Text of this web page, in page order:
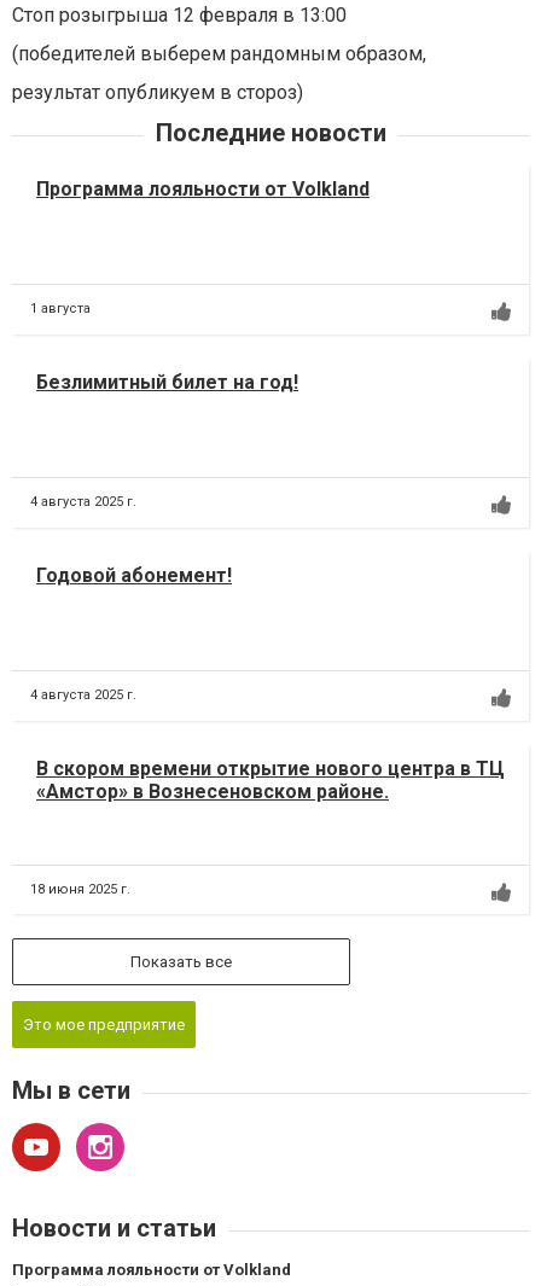
Стоп розыгрыша 12 февраля в 13:00
(победителей выберем рандомным образом,
результат опубликуем в стороз)
Последние новости
Программа лояльности от Volkland
1 августа
Безлимитный билет на год!
4 августа 2025 г.
Годовой абонемент!
4 августа 2025 г.
В скором времени открытие нового центра в ТЦ
«Амстор» в Вознесеновском районе.
18 июня 2025 г.
Показать все
Это мое предприятие
Мы в сети
Новости и статьи
Программа лояльности от Volkland